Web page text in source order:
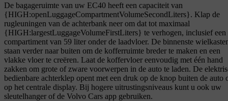
De bagageruimte van uw EC40 heeft een capaciteit van
{HIGH:openLuggageCompartmentVolumeSecondLiters}. Klap de
rugleuningen van de achterbank neer om dat tot maximaal
{HIGH:largestLuggageVolumeFirstLiters} te verhogen, inclusief een
compartiment van 59 liter onder de laadvloer. De binnenste
staan verder naar buiten om de kofferruimte breder te maken en een
vlakke vloer te creëren. Laat de koffervloer eenvoudig met één hand
zakken om grote of zware voorwerpen in de auto te laden. De
bedienbare achterklep opent met een druk op de knop buiten de auto
op het centrale display. Bij hogere uitrustingsniveaus kunt u ook uw
sleutelhanger of de Volvo Cars app gebruiken.